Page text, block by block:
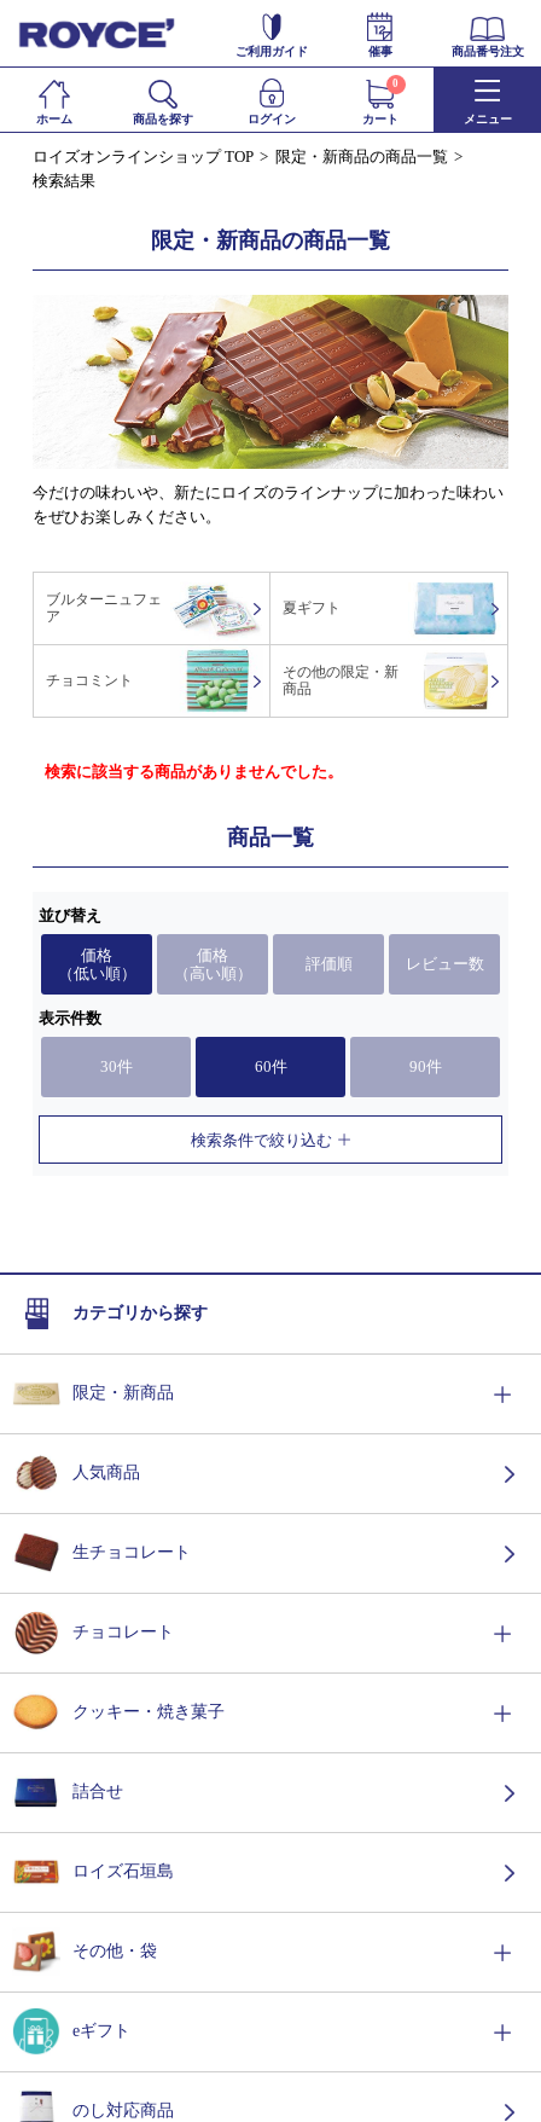
ご利用ガイド 催事 商品番号注文
ホーム 商品を探す ログイン カート
0
メニュー
ロイズオンラインショップ TOP
限定・新商品の商品一覧
検索結果
限定・新商品の商品一覧
今だけの味わいや、新たにロイズのラインナップに加わった味わい
をぜひお楽しみください。
ブルターニュフェ
ア
夏ギフト
チョコミント
その他の限定・新
商品
検索に該当する商品がありませんでした。
商品一覧
並び替え
価格
（低い順）
価格
（高い順）
評価順 レビュー数
表示件数
30件 60件 90件
検索条件で絞り込む
カテゴリから探す
限定・新商品
人気商品
生チョコレート
チョコレート
クッキー・焼き菓子
詰合せ
ロイズ石垣島
その他・袋
eギフト
のし対応商品